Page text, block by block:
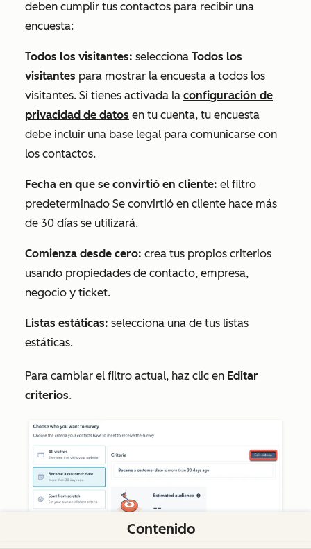
deben cumplir tus contactos para recibir una
encuesta:
Todos los visitantes: selecciona Todos los
visitantes para mostrar la encuesta a todos los
visitantes. Si tienes activada la configuración de
privacidad de datos en tu cuenta, tu encuesta
debe incluir una base legal para comunicarse con
los contactos.
Fecha en que se convirtió en cliente: el filtro
predeterminado Se convirtió en cliente hace más
de 30 días se utilizará.
Comienza desde cero: crea tus propios criterios
usando propiedades de contacto, empresa,
negocio y ticket.
Listas estáticas: selecciona una de tus listas
estáticas.
Para cambiar el filtro actual, haz clic en Editar
criterios.
Contenido